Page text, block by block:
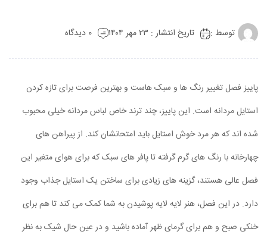
توسط : تاریخ انتشار : ۲۳ مهر ۱۴۰۴ 0 دیدگاه
پاییز فصل تغییر رنگ ها و سبک هاست و بهترین فرصت برای تازه کردن
استایل مردانه است. این پاییز، چند ترند خاص لباس مردانه خیلی محبوب
شده اند که هر مرد خوش استایل باید امتحانشان کند. از پیراهن های
چهارخانه با رنگ های گرم گرفته تا پافر های سبک که برای هوای متغیر این
فصل عالی هستند، گزینه های زیادی برای ساختن یک استایل جذاب وجود
دارد. در این فصل، هنر لایه لایه پوشیدن به شما کمک می کند تا هم برای
خنکی صبح و هم برای گرمای ظهر آماده باشید و در عین حال شیک به نظر